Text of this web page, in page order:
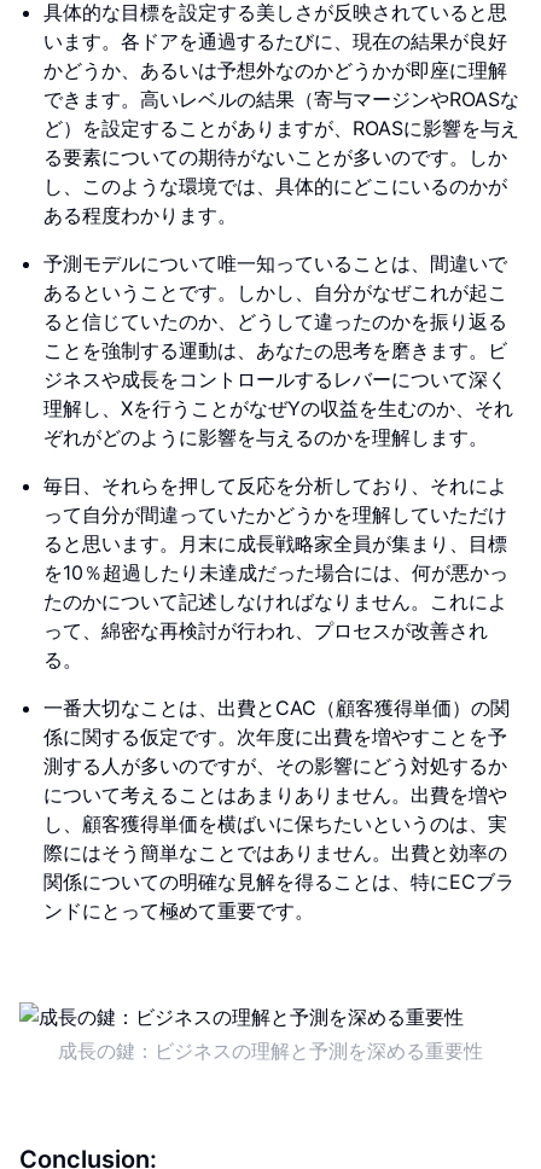
具体的な目標を設定する美しさが反映されていると思
います。各ドアを通過するたびに、現在の結果が良好
かどうか、あるいは予想外なのかどうかが即座に理解
できます。高いレベルの結果（寄与マージンやROASな
ど）を設定することがありますが、ROASに影響を与え
る要素についての期待がないことが多いのです。しか
し、このような環境では、具体的にどこにいるのかが
ある程度わかります。
予測モデルについて唯一知っていることは、間違いで
あるということです。しかし、自分がなぜこれが起こ
ると信じていたのか、どうして違ったのかを振り返る
ことを強制する運動は、あなたの思考を磨きます。ビ
ジネスや成長をコントロールするレバーについて深く
理解し、Xを行うことがなぜYの収益を生むのか、それ
ぞれがどのように影響を与えるのかを理解します。
毎日、それらを押して反応を分析しており、それによ
って自分が間違っていたかどうかを理解していただけ
ると思います。月末に成長戦略家全員が集まり、目標
を10％超過したり未達成だった場合には、何が悪かっ
たのかについて記述しなければなりません。これによ
って、綿密な再検討が行われ、プロセスが改善され
る。
一番大切なことは、出費とCAC（顧客獲得単価）の関
係に関する仮定です。次年度に出費を増やすことを予
測する人が多いのですが、その影響にどう対処するか
について考えることはあまりありません。出費を増や
し、顧客獲得単価を横ばいに保ちたいというのは、実
際にはそう簡単なことではありません。出費と効率の
関係についての明確な見解を得ることは、特にECブラ
ンドにとって極めて重要です。
成長の鍵：ビジネスの理解と予測を深める重要性
Conclusion: